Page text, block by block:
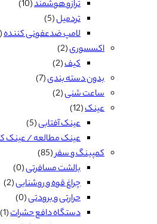
ترازو هوشمند(10)
تردمیل(5)
لامپ ضدعفونی کننده(0)
اکسسوری(2)
کیف(2)
بدون دسته بندی(7)
ساعت شنی(2)
عینک(12)
عینک آفتابی(5)
عینک مطالعه / عینک
کمپینگ و سفر(85)
بالشت مسافرتی(0)
چراغ قوه و روشنایی(2)
حرارتی و برودتی(0)
دستگاه دافع حشرات(1)